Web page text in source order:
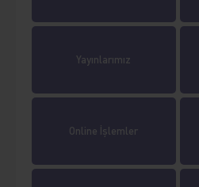
Yayınlarımız
Online İşlemler